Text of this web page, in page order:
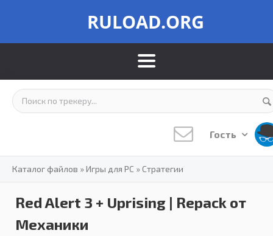
RULOAD.ORG
Гость
Каталог файлов »Игры для PC »Стратегии
Red Alert 3 + Uprising | Repack от
Механики